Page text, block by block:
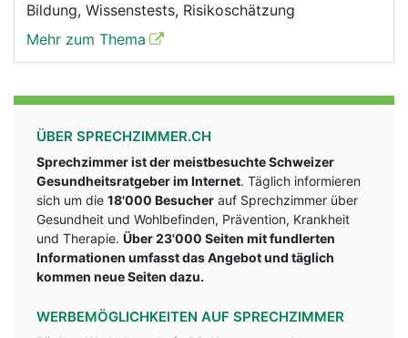
Bildung, Wissenstests, Risikoschätzung
Mehr zum Thema
ÜBER SPRECHZIMMER.CH
Sprechzimmer ist der meistbesuchte Schweizer
Gesundheitsratgeber im Internet. Täglich informieren
sich um die 18'000 Besucher auf Sprechzimmer über
Gesundheit und Wohlbefinden, Prävention, Krankheit
und Therapie. Über 23'000 Seiten mit fundlerten
Informationen umfasst das Angebot und täglich
kommen neue Seiten dazu.
WERBEMÖGLICHKEITEN AUF SPRECHZIMMER